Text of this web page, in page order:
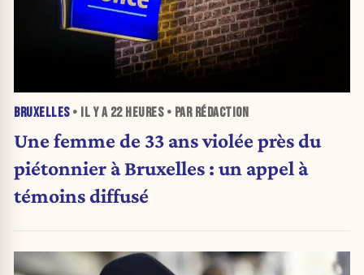
BRUXELLES• IL Y A 22 HEURES• PAR RÉDACTION
Une femme de 33 ans violée près du
piétonnier à Bruxelles : un appel à
témoins diffusé